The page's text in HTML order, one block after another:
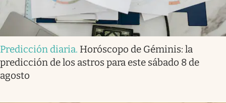
Predicción diaria. Horóscopo de Géminis: la
predicción de los astros para este sábado 8 de
agosto